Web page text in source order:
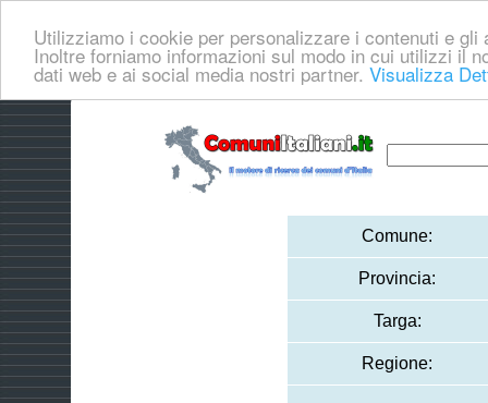
Utilizziamo i cookie per personalizzare i contenuti e
Inoltre forniamo informazioni sul modo in cui utilizzi il
dati web e ai social media nostri partner. Visualizza
Comune:
Provincia:
Targa:
Regione: